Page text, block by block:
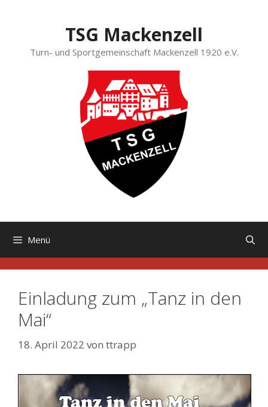
TSG Mackenzell
Turn- und Sportgemeinschaft Mackenzell 1920 e.V.
Menü
Einladung zum „Tanz in den
Mai“
18. April 2022 von ttrapp